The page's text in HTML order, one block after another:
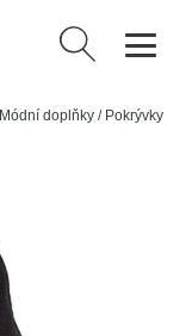
Vyhledávání
Módní doplňky / Pokrývky